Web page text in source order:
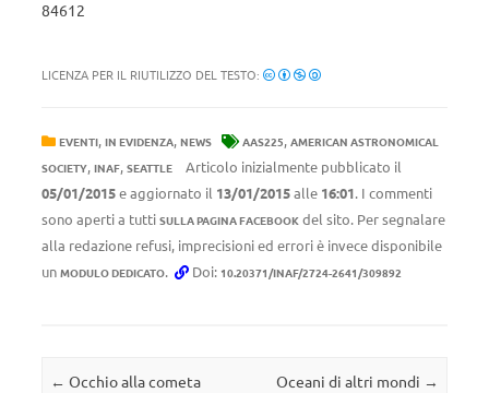
84612
LICENZA PER IL RIUTILIZZO DEL TESTO:
EVENTI, IN EVIDENZA, NEWS AAS225, AMERICAN ASTRONOMICAL
SOCIETY, INAF, SEATTLE
Articolo inizialmente pubblicato il
05/01/2015e aggiornato il 13/01/2015alle 16:01. I commenti
sono aperti a tutti SULLA PAGINA FACEBOOK del sito. Per segnalare
alla redazione refusi, imprecisioni ed errori è invece disponibile
un MODULO DEDICATO. Doi: 10.20371/INAF/2724-2641/309892
Navigazione articolo
← Occhio alla cometa
Oceani di altri mondi →